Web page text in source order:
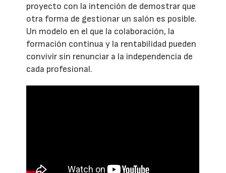
proyecto con la intención de demostrar que
otra forma de gestionar un salón es posible.
Un modelo en el que la colaboración, la
formación continua y la rentabilidad pueden
convivir sin renunciar a la independencia de
cada profesional.